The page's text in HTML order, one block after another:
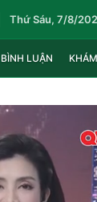
Thứ Sáu, 7/8/
BÌNH LUẬN